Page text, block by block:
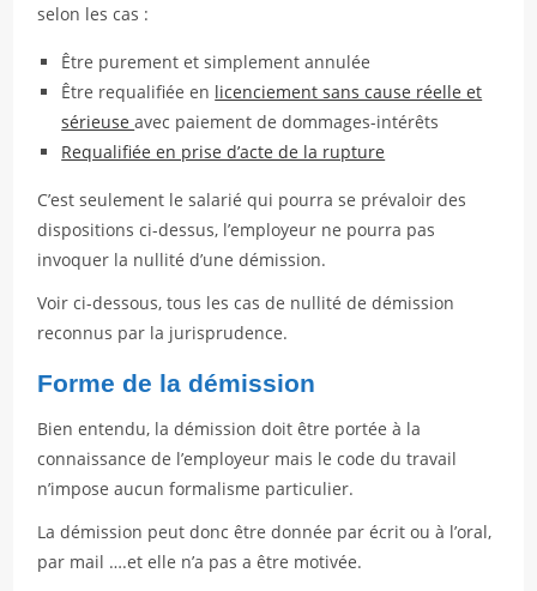
selon les cas :
Être purement et simplement annulée
Être requalifiée en licenciement sans cause réelle et
sérieuseavec paiement de dommages-intérêts
Requalifiée en prise d’acte de la rupture
C’est seulement le salarié qui pourra se prévaloir des
dispositions ci-dessus, l’employeur ne pourra pas
invoquer la nullité d’une démission.
Voir ci-dessous, tous les cas de nullité de démission
reconnus par la jurisprudence.
Forme de la démission
Bien entendu, la démission doit être portée à la
connaissance de l’employeur mais le code du travail
n’impose aucun formalisme particulier.
La démission peut donc être donnée par écrit ou à l’oral,
par mail ….et elle n’a pas a être motivée.